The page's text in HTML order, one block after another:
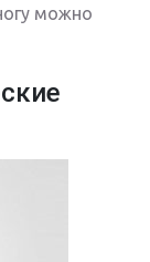
можно